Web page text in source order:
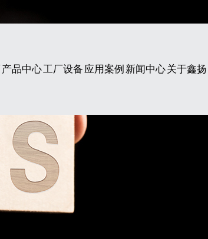
产品中心工厂设备 应用案例 新闻中心关于鑫扬